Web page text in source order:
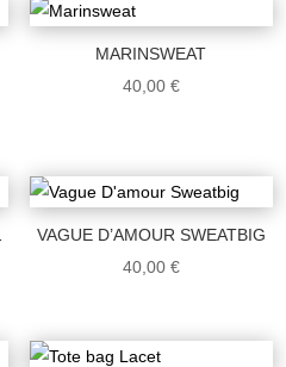
MARINSWEAT
40,00 €
VAGUE D’AMOUR SWEATBIG
40,00 €